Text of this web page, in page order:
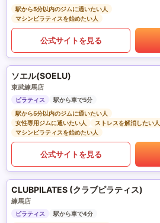
駅から5分以内のジムに通いたい人
マシンピラティスを始めたい人
公式サイトを見る
ソエル(SOELU)
東武練馬店
ピラティス
駅から車で5分
駅から5分以内のジムに通いたい人
女性専用ジムに通いたい人
ストレスを解消したい人
マシンピラティスを始めたい人
公式サイトを見る
CLUBPILATES (クラブピラティス)
練馬店
ピラティス
駅から車で4分